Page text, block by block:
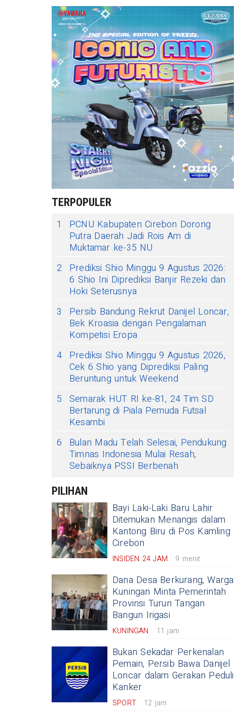
TERPOPULER
1
PCNU Kabupaten Cirebon Dorong
Putra Daerah Jadi Rois Am di
Muktamar ke-35 NU
2
Prediksi Shio Minggu 9 Agustus 2026:
6 Shio Ini Diprediksi Banjir Rezeki dan
Hoki Seterusnya
3
Persib Bandung Rekrut Danijel Loncar,
Bek Kroasia dengan Pengalaman
Kompetisi Eropa
4 Prediksi Shio Minggu 9 Agustus 2026,
Cek 6 Shio yang Diprediksi Paling
Beruntung untuk Weekend
5 Semarak HUT RI ke-81, 24 Tim SD
Bertarung di Piala Pemuda Futsal
Kesambi
6
Bulan Madu Telah Selesai, Pendukung
Timnas Indonesia Mulai Resah,
Sebaiknya PSSI Berbenah
PILIHAN
Bayi Laki-Laki Baru Lahir
Ditemukan Menangis dalam
Kantong Biru di Pos Kamling
Cirebon
INSIDEN 24 JAM 9 menit
Dana Desa Berkurang, Warga
Kuningan Minta Pemerintah
Provinsi Turun Tangan
Bangun Irigasi
KUNINGAN 11 jam
Bukan Sekadar Perkenalan
Pemain, Persib Bawa Danijel
Loncar dalam Gerakan Peduli
Kanker
SPORT 12 jam